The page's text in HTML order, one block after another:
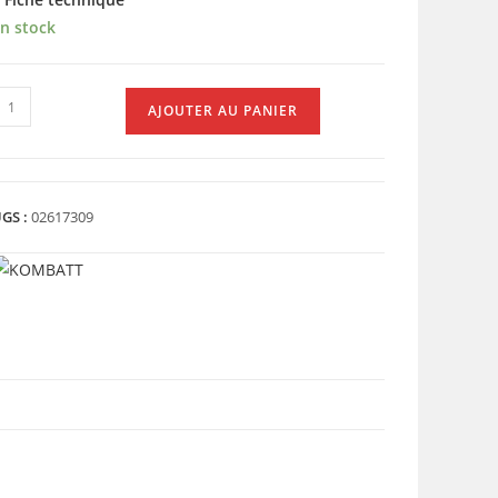
stock
quantité
AJOUTER AU PANIER
:02617309